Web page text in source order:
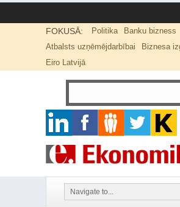
FOKUSĀ: Politika
Banku bizness
Atbalsts uzņēmējdarbībai
Biznesa
Eiro Latvijā